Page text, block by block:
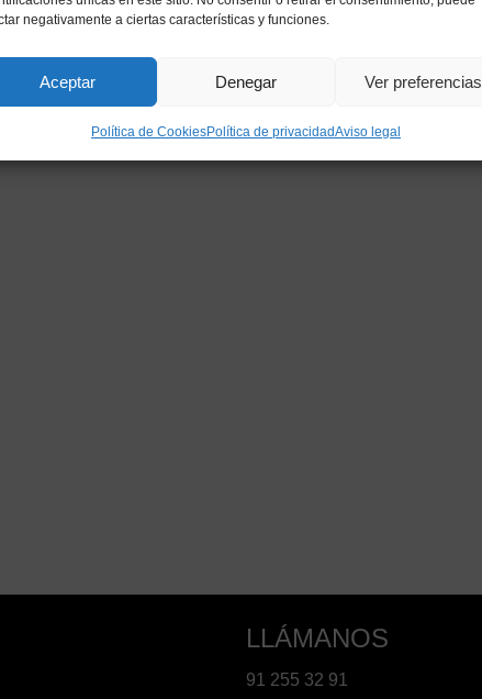
negativamente a ciertas características y funciones.
Aceptar Denegar Ver preferencias
Política de CookiesPolítica de privacidadAviso legal
LLÁMANOS
91 255 32 91